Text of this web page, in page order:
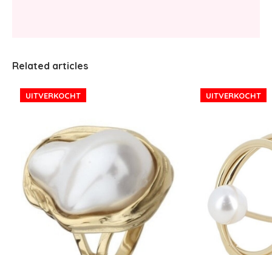
Related articles
UITVERKOCHT UITVERKOCHT